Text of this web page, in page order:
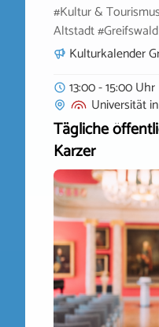
#Kultur &
Altstadt
Kulturkalender
13:00 - 15:00 Uhr
Universitätin
Tägliche
Karzer